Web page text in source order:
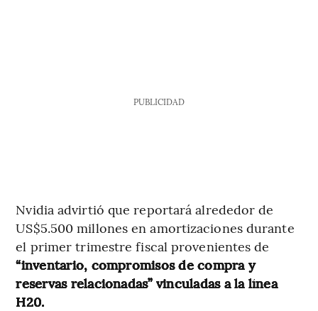
PUBLICIDAD
Nvidia advirtió que reportará alrededor de
US$5.500 millones en amortizaciones durante
el primer trimestre fiscal provenientes de
“inventario, compromisos de compra y
reservas relacionadas” vinculadas a la línea
H20.